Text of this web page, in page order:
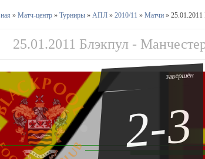
» Матч-центр» Турниры» АПЛ» 2010/11 » Матчи» 25.01.2011
25.01.2011 Блэкпул -
завершён
2-3